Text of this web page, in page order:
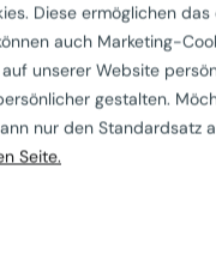
von 5-7
und zuverlässigen
einfach das
ein passendes
in Belgien
Sie uns jederzeit
Diese ermöglichen
auch Marketing-
unserer Website
gestalten.
nur den Standardsatz
Seite.